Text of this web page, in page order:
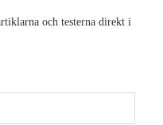
och testerna direkt i